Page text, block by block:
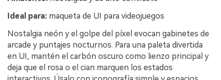
Ideal para: maqueta de UI para videojuegos
Nostalgia neón y el golpe del píxel evocan gabinetes de
arcade y puntajes nocturnos. Para una paleta divertida
en UI, mantén el carbón oscuro como lienzo principal y
deja que el rosa o el cian marquen los estados